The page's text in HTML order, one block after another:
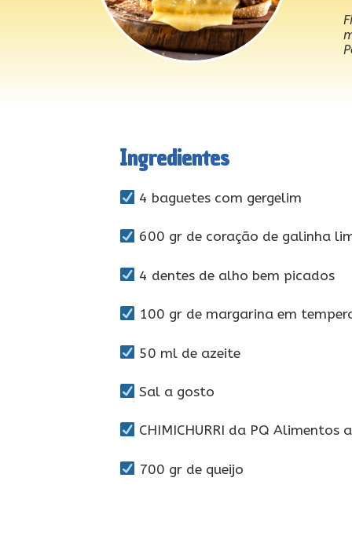
Ingredientes
4 baguetes com gergelim
600 gr de coração de galinha
4 dentes de alho bem picados
100 gr de margarina em
50 ml de azeite
Sal a gosto
CHIMICHURRI da PQ Alimentos
700 gr de queijo